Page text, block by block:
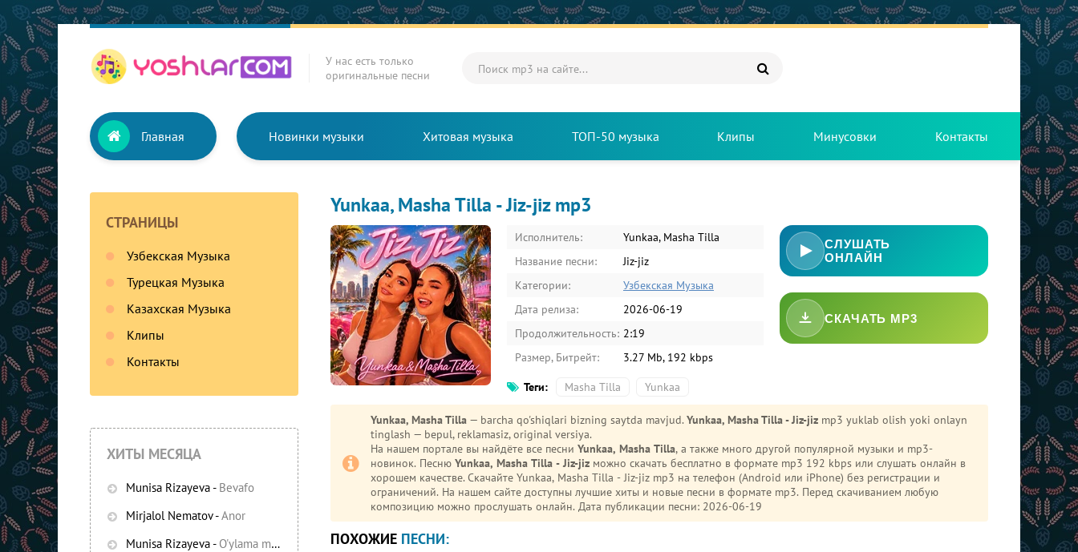
У нас есть только
оригинальные песни
Главная Новинки музыки Хитовая музыка ТОП-50 музыка Клипы Минусовки Контакты
СТРАНИЦЫ
Узбекская Музыка
Турецкая Музыка
Казахская Музыка
Клипы
Контакты
ХИТЫ МЕСЯЦА
Munisa Rizayeva- Bevafo
Mirjalol Nematov-Anor
Munisa Rizayeva- O'ylama mani
Yunkaa, Masha Tilla - Jiz-jiz mp3
Исполнитель:
Yunkaa, Masha Tilla
Название песни:
Jiz-jiz
Категории:
Узбекская Музыка
Дата релиза:
2026-06-19
Продолжительность: 2:19
Размер, Битрейт:
3.27 Mb, 192 kbps
Теги: Masha Tilla Yunkaa
СЛУШАТЬ
ОНЛАЙН
СКАЧАТЬ MP3
Yunkaa, Masha Tilla — barcha qo'shiqlari bizning saytda mavjud. Yunkaa, Masha Tilla - Jiz-jiz mp3 yuklab olish yoki onlayn
tinglash — bepul, reklamasiz, original versiya.
На нашем портале вы найдёте все песни Yunkaa, Masha Tilla, а также много другой популярной музыки и mp3-
новинок. Песню Yunkaa, Masha Tilla - Jiz-jiz можно скачать бесплатно в формате mp3 192 kbps или слушать онлайн в
хорошем качестве. Скачайте Yunkaa, Masha Tilla - Jiz-jiz mp3 на телефон (Android или iPhone) без регистрации и
ограничений. На нашем сайте доступны лучшие хиты и новые песни в формате mp3. Перед скачиванием любую
композицию можно прослушать онлайн. Дата публикации песни: 2026-06-19
ПОХОЖИЕ ПЕСНИ: